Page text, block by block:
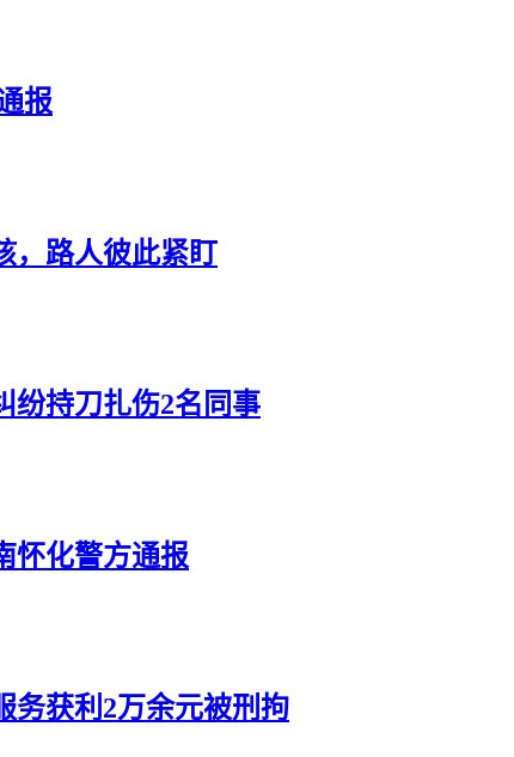
报
，路人彼此紧盯
纷持刀扎伤2名同事
怀化警方通报
务获利2万余元被刑拘